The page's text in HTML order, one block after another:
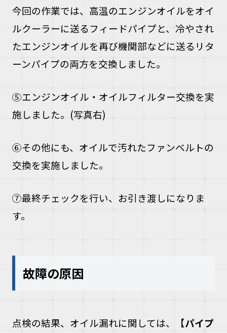
今回の作業では、高温のエンジンオイルをオイ
ルクーラーに送るフィードパイプと、冷やされ
たエンジンオイルを再び機関部などに送るリタ
ーンパイプの両方を交換しました。
⑤エンジンオイル・オイルフィルター交換を実
施しました。(写真右)
⑥その他にも、オイルで汚れたファンベルトの
交換を実施しました。
⑦最終チェックを行い、お引き渡しになりま
す。
故障の原因
点検の結果、オイル漏れに関しては、【パイプ